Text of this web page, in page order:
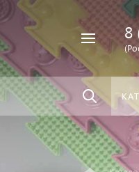
вездеНайти
8